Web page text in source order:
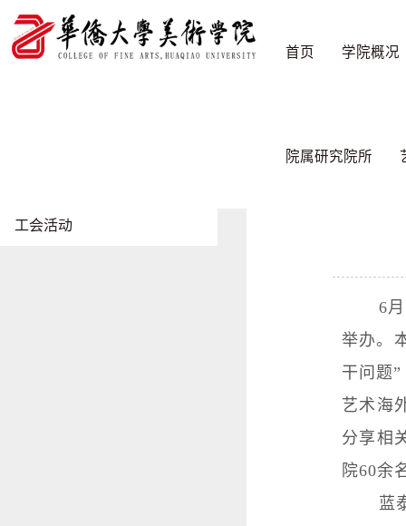
首页 学院概况
院属研究院所
工会活动
6
举办。
干问题
艺术海
分享相
院60余
蓝